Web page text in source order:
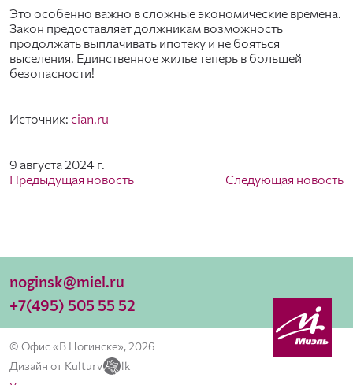
Это особенно важно в сложные экономические времена.
Закон предоставляет должникам возможность
продолжать выплачивать ипотеку и не бояться
выселения. Единственное жилье теперь в большей
безопасности!
Источник: cian.ru
9 августа 2024 г.
Предыдущая новость
Следующая новость
noginsk@miel.ru
+7(495) 505 55 52
© Офис «В Ногинске», 2026
Дизайн от Kulturv
lk